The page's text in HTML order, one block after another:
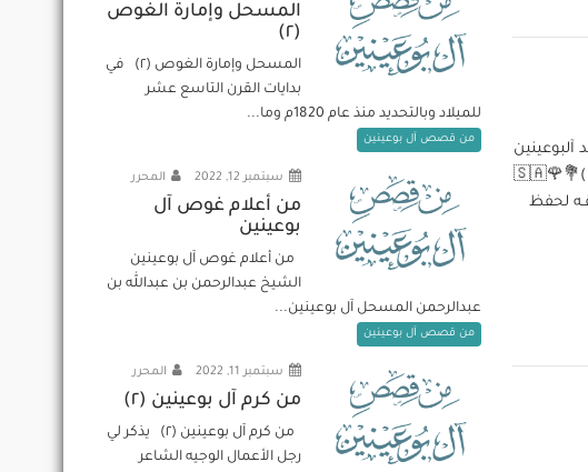
آلبوعينين
بمدينـة الخبــر في المملكة العربيــة الســعودية بمولودٍ أســـماه : ‏🇸🇦🌹💐( خالــد )💐🌹🇸🇦
لحفظ
المسحل وإمارة الغوص
(٢)
المسحل وإمارة الغوص (٢) في
بدايات القرن التاسع عشر
للميلاد وبالتحديد منذ عام 1820م وما...
من قصص آل بوعينين
سبتمبر 12, 2022 المحرر
من أعلام غوص آل
بوعينين
من أعلام غوص آل بوعينين
الشيخ عبدالرحمن بن عبدالله بن
عبدالرحمن المسحل آل بوعينين...
من قصص آل بوعينين
سبتمبر 11, 2022 المحرر
من كرم آل بوعينين (٢)
من كرم آل بوعينين (٢) يذكر لي
رجل الأعمال الوجيه الشاعر